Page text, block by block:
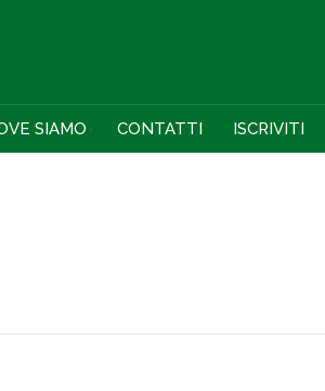
SIAMO CONTATTI ISCRIVITI